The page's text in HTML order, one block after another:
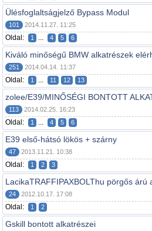
Ülésfoglaltságjelző Bypass Modul
101 2014.11.27. 11:25
Oldal: 1 ... 4 5 6
Kiváló minőségű BMW alkatrészek
251 2014.04.14. 11:37
Oldal: 1 ... 11 12 13
zolee/E39/MINŐSÉGI BONTOTT
113 2014.02.25. 16:23
Oldal: 1 ... 4 5 6
E39 első-hátsó lökös + szárny
47 2013.11.21. 10:38
Oldal: 1 2 3
LacikaTRAFFIPAXBOLThu pörgős árú
24 2012.10.17. 17:08
Oldal: 1 2
Gskill bontott alkatrészei